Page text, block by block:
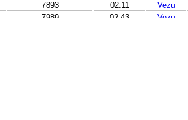
7893 02:11 Vezu
7989 02:43 Vezu